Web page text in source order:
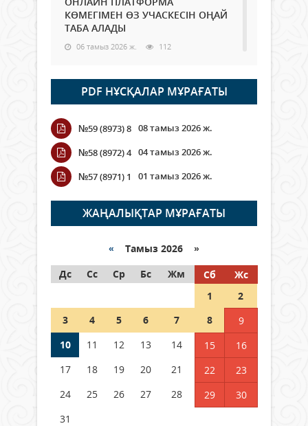
КӨМЕГІМЕН ӨЗ УЧАСКЕСІН ОҢАЙ
ТАБА АЛАДЫ
06 тамыз 2026 ж. 112
Open Air: Қызылорда облысы
полиция департаменті 20
мыңнан астам көрерменнің
қауіпсіздігін қамтамасыз етті
06 тамыз 2026 ж.
Wi-Fi ҚАБЫРҒА АРҚЫЛЫ ҚАЛАЙ
ӨТЕДІ?
06 тамыз 2026 ж. 288
граждане Казахстана,
05 тамыз 2026 ж. 168
Шетелде жүрген Қазақстан
азаматтары қалай дауыс бере
05 тамыз 2026 ж.
PDF НҰСҚАЛАР МҰРАҒАТЫ
№59 (8973) 8 08 тамыз 2026 ж.
№58 (8972) 4 04 тамыз 2026 ж.
№57 (8971) 1
01 тамыз 2026 ж.
ЖАҢАЛЫҚТАР МҰРАҒАТЫ
« Тамыз 2026 »
Дс
Сс Ср Бс Жм Сб
Жс
1
2
3
4 5 6 7 8
9
10
11 12 13 14 15
16
17
18 19 20 21 22
23
24
25 26 27 28 29
30
31